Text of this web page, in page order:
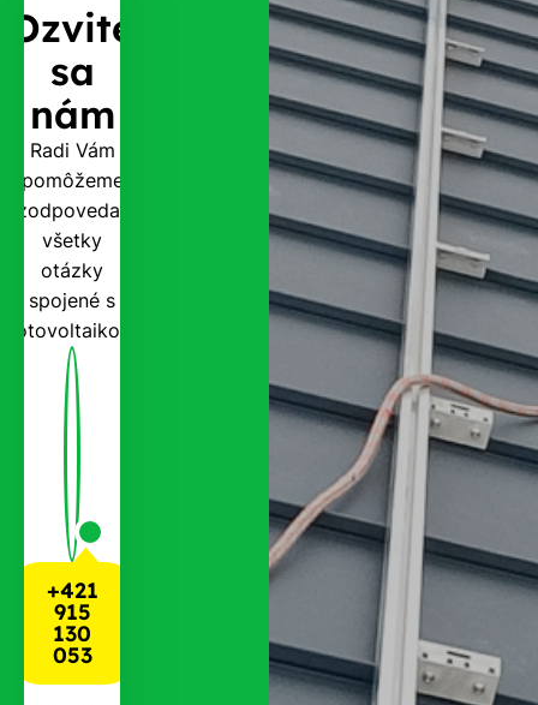
Ozvite
sa
nám
Radi Vám
pomôžeme
zodpovedať
všetky
otázky
spojené s
fotovoltaikou.
+421
915
130
053